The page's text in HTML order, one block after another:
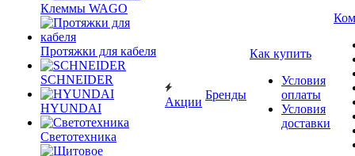
Клеммы WAGO
Протяжки для кабеля
SCHNEIDER
HYUNDAI
Светотехника
Акции
Бренды
Как купить
Условия
оплаты
Условия
доставки